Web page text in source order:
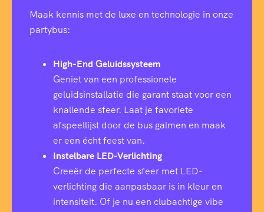
Maak kennis met de luxe en technologie in onze
partybus:
High-End Geluidssysteem
Geniet van een professionele
geluidsinstallatie die garant staat voor een
knallende sfeer. Laat je favoriete
afspeellijst door de bus galmen en maak
er een écht feest van.
Instelbare LED-Verlichting
Creeër de perfecte sfeer met LED-
verlichting die aanpasbaar is in kleur en
intensiteit. Of je nu een clubachtige vibe